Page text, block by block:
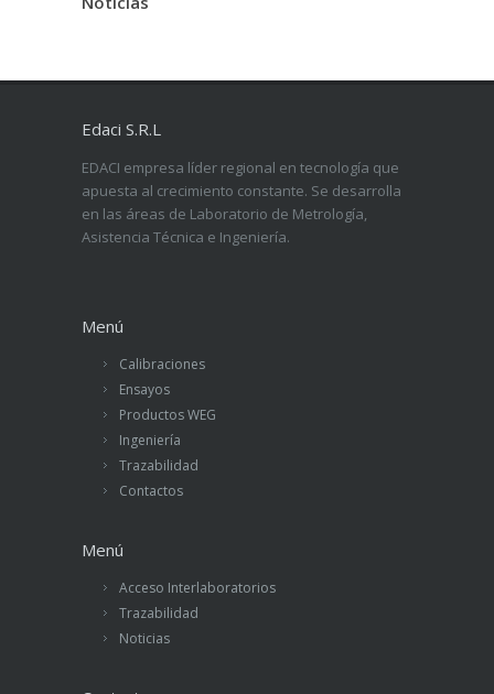
Edaci S.R.L
EDACI empresa líder regional en tecnología que
apuesta al crecimiento constante. Se desarrolla
en las áreas de Laboratorio de Metrología,
Asistencia Técnica e Ingeniería.
Menú
Calibraciones
Ensayos
Productos WEG
Ingeniería
Trazabilidad
Contactos
Menú
Acceso Interlaboratorios
Trazabilidad
Noticias